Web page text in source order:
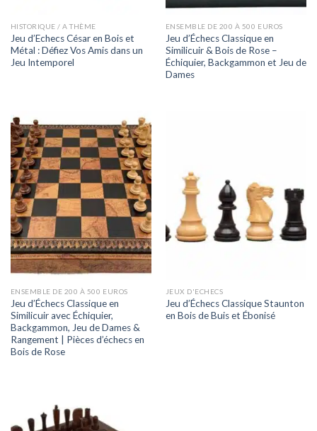
HISTORIQUE / A THÈME
Jeu d’Echecs César en Bois et
Métal : Défiez Vos Amis dans un
Jeu Intemporel
ENSEMBLE DE 200 À 500 EUROS
Jeu d’Échecs Classique en
Similicuir & Bois de Rose –
Échiquier, Backgammon et Jeu de
Dames
ENSEMBLE DE 200 À 500 EUROS
Jeu d’Échecs Classique en
Similicuir avec Échiquier,
Backgammon, Jeu de Dames &
Rangement | Pièces d’échecs en
Bois de Rose
JEUX D'ECHECS
Jeu d’Échecs Classique Staunton
en Bois de Buis et Ébonisé